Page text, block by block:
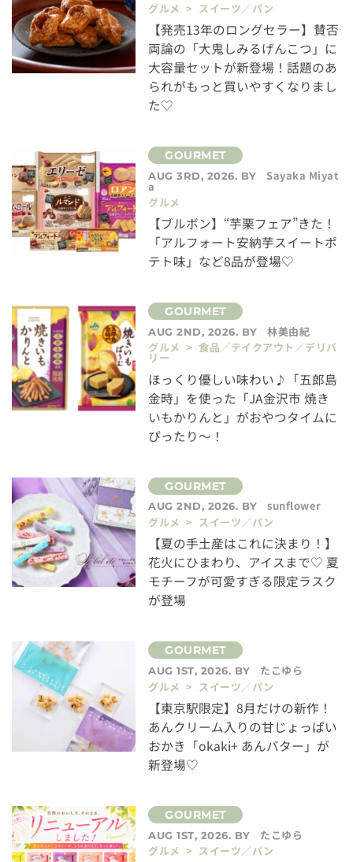
グルメ > スイーツ／パン
【発売13年のロングセラー】賛否
両論の「大鬼しみるげんこつ」に
大容量セットが新登場！話題のあ
られがもっと買いやすくなりまし
た♡
AUG 3RD, 2026. BY Sayaka Miyat
a
グルメ
【ブルボン】“芋栗フェア”きた！
「アルフォート安納芋スイートポ
テト味」など8品が登場♡
AUG 2ND, 2026. BY
林美由紀
グルメ > 食品／テイクアウト／デリバ
リー
ほっくり優しい味わい♪「五郎島
金時」を使った「JA金沢市 焼き
いもかりんと」がおやつタイムに
ぴったり～！
AUG 2ND, 2026. BY
sunflower
グルメ > スイーツ／パン
【夏の手土産はこれに決まり！】
花火にひまわり、アイスまで♡ 夏
モチーフが可愛すぎる限定ラスク
が登場
AUG 1ST, 2026. BY
たこゆら
グルメ > スイーツ／パン
【東京駅限定】8月だけの新作！
あんクリーム入りの甘じょっぱい
おかき「okaki+ あんバター」が
新登場♡
AUG 1ST, 2026. BY
たこゆら
グルメ > スイーツ／パン